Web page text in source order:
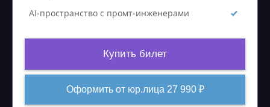
AI-пространство с промт-инженерами
Купить билет
Оформить от юр.лица 27 990 ₽